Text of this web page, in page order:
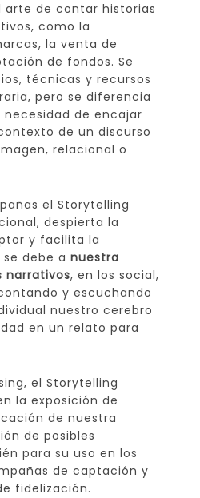
arte de contar historias
como la
la venta de
de fondos. Se
técnicas y recursos
pero se diferencia
de encajar
de un discurso
relacional o
el Storytelling
despierta la
y facilita la
debe a nuestra
narrativos, en los social,
y escuchando
nuestro cerebro
en un relato para
el Storytelling
la exposición de
de nuestra
de posibles
para su uso en los
de captación y
fidelización.